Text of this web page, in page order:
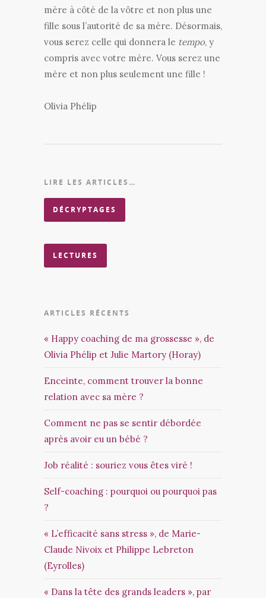
mère à côté de la vôtre et non plus une
fille sous l’autorité de sa mère. Désormais,
vous serez celle qui donnera le tempo, y
compris avec votre mère. Vous serez une
mère et non plus seulement une fille !
Olivia Phélip
LIRE LES ARTICLES…
DÉCRYPTAGES
LECTURES
ARTICLES RÉCENTS
« Happy coaching de ma grossesse », de
Olivia Phélip et Julie Martory (Horay)
Enceinte, comment trouver la bonne
relation avec sa mère ?
Comment ne pas se sentir débordée
après avoir eu un bébé ?
Job réalité : souriez vous êtes viré !
Self-coaching : pourquoi ou pourquoi pas
?
« L’efficacité sans stress », de Marie-
Claude Nivoix et Philippe Lebreton
(Eyrolles)
« Dans la tête des grands leaders », par